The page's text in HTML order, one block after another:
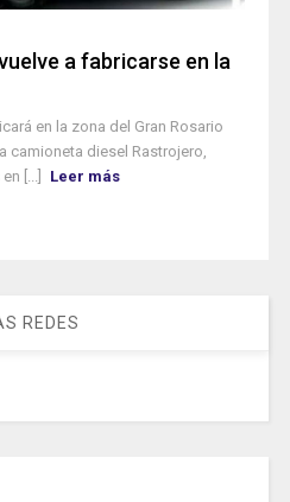
a fabricarse en la
en la zona del Gran Rosario
camioneta diesel Rastrojero,
[...]
Leer más
REDES